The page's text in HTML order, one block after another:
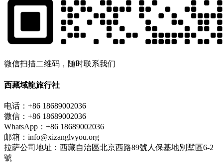
微信扫描二维码，随时联系我们
西藏域龍旅行社
电话：+86 18689002036
微信：+86 18689002036
WhatsApp：+86 18689002036
邮箱：info@xizanglvyou.org
拉萨公司地址：西藏自治區北京西路89號人保基地別墅區6-2
號